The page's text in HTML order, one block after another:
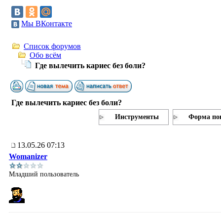
Мы ВКонтакте
Список форумов
Обо всём
Где вылечить кариес без боли?
Где вылечить кариес без боли?
Инструменты Форма
13.05.26 07:13
Womanizer
Младший пользователь